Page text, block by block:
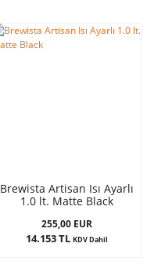
Brewista Artisan Isı Ayarlı
1.0 lt. Matte Black
255,00 EUR
14.153 TL KDV Dahil